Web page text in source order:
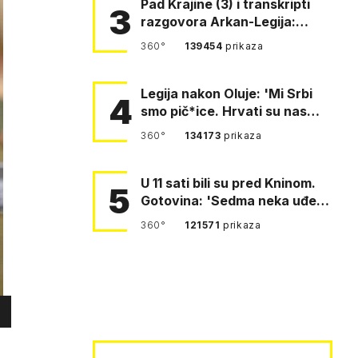
3
Pad Krajine (3) i transkripti
razgovora Arkan-Legija:
'Čujem, prelazite ustašam…
360° 139454prikaza
4 Legija nakon Oluje: 'Mi Srbi
smo pič*ice. Hrvati su nas
pomeli!'
360° 134173prikaza
5
U 11 sati bili su pred Kninom.
Gotovina: 'Sedma neka uđe,
4. gardijska neka g…
360° 121571prikaza